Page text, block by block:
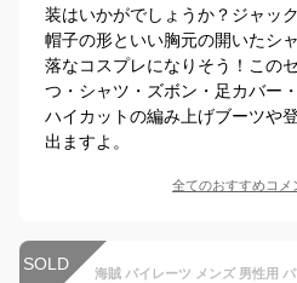
装はいかがでしょうか？ジャッ
帽子の形といい胸元の開いたシ
落なコスプレになりそう！この
つ・シャツ・ズボン・足カバー
ハイカットの編み上げブーツや
出ますよ。
全てのおすすめコメ
SOLD